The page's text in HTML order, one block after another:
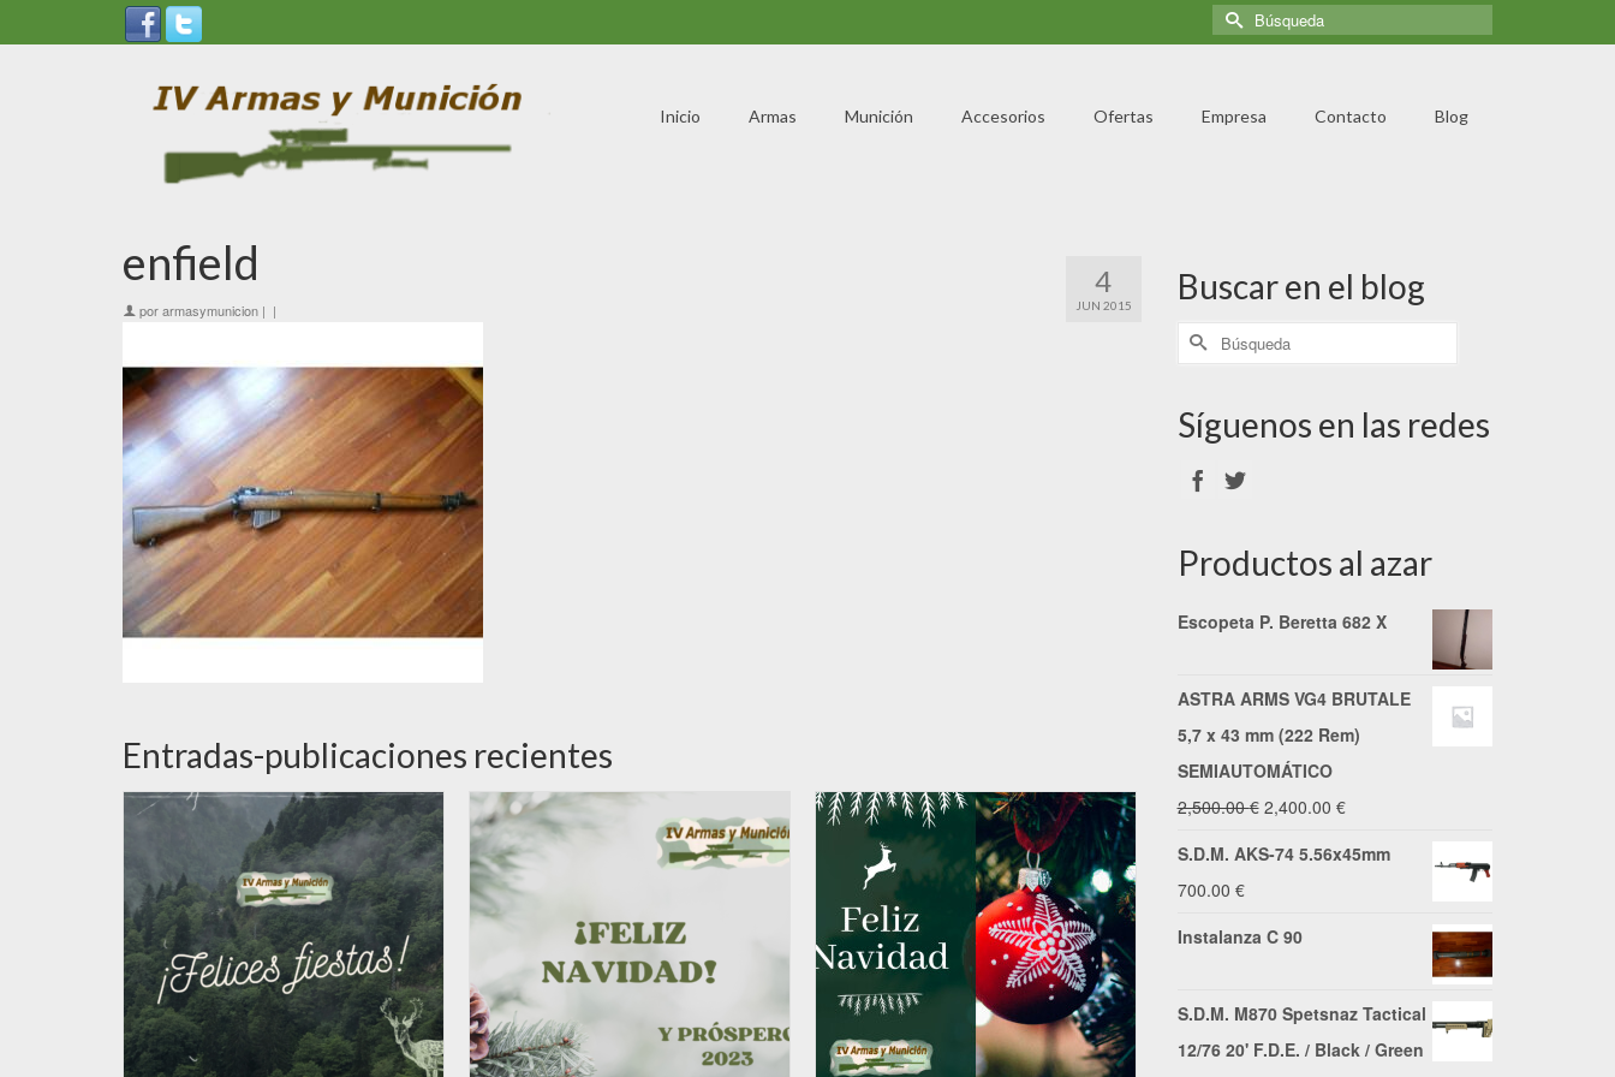
Inicio Armas Munición Accesorios Ofertas Empresa Contacto Blog
4
JUN 2015
enfield
porarmasymunicion | |
Entradas-publicaciones recientes
Buscar en el blog
Síguenos en las redes
Productos al azar
Escopeta P. Beretta 682 X
ASTRA ARMS VG4 BRUTALE
5,7 x 43 mm (222 Rem)
SEMIAUTOMÁTICO
2,500.00€ El
precio
2,500.00 €.
2,400.00 €El
S.D.M. AKS-74 5.56x45mm
700.00 €
Instalanza C 90
S.D.M. M870 Spetsnaz Tactical
12/76 20' F.D.E. / Black / Green